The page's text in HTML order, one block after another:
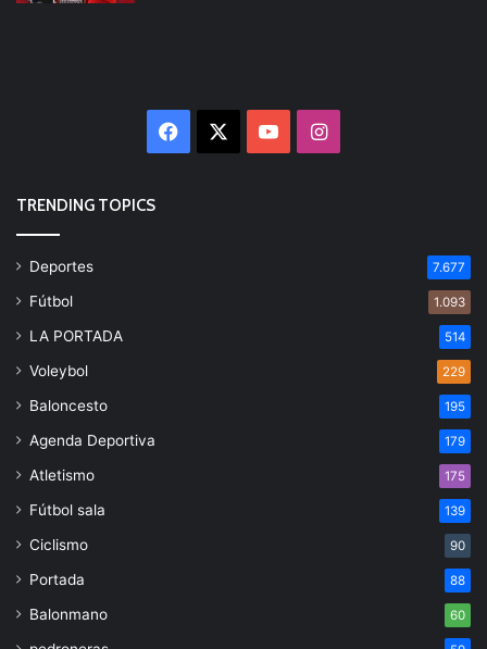
Facebook YouTubeInstagram
TRENDING TOPICS
Deportes 7.677
Fútbol 1.093
LA PORTADA 514
Voleybol 229
Baloncesto 195
Agenda Deportiva 179
Atletismo 175
Fútbol sala 139
Ciclismo 90
Portada 88
Balonmano 60